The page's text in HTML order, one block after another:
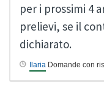
per i prossimi 4
prelievi, se il
dichiarato.
Ilaria Domande con